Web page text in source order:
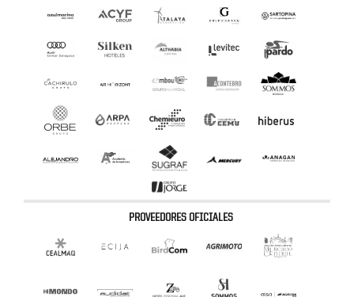
PROVEEDORES OFICIALES